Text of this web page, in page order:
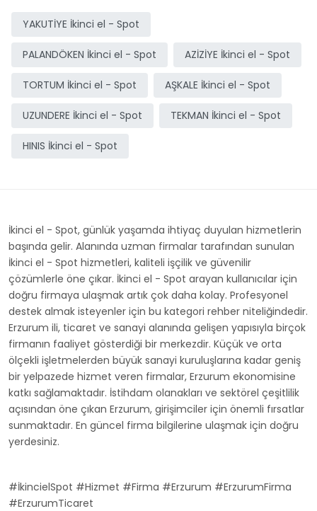
YAKUTİYE İkinci el - Spot
PALANDÖKEN İkinci el - Spot AZİZİYE İkinci el - Spot
TORTUM İkinci el - Spot AŞKALE İkinci el - Spot
UZUNDERE İkinci el - Spot TEKMAN İkinci el - Spot
HINIS İkinci el - Spot
İkinci el - Spot, günlük yaşamda ihtiyaç duyulan hizmetlerin
başında gelir. Alanında uzman firmalar tarafından sunulan
İkinci el - Spot hizmetleri, kaliteli işçilik ve güvenilir
çözümlerle öne çıkar. İkinci el - Spot arayan kullanıcılar için
doğru firmaya ulaşmak artık çok daha kolay. Profesyonel
destek almak isteyenler için bu kategori rehber niteliğindedir.
Erzurum ili, ticaret ve sanayi alanında gelişen yapısıyla birçok
firmanın faaliyet gösterdiği bir merkezdir. Küçük ve orta
ölçekli işletmelerden büyük sanayi kuruluşlarına kadar geniş
bir yelpazede hizmet veren firmalar, Erzurum ekonomisine
katkı sağlamaktadır. İstihdam olanakları ve sektörel çeşitlilik
açısından öne çıkan Erzurum, girişimciler için önemli fırsatlar
sunmaktadır. En güncel firma bilgilerine ulaşmak için doğru
yerdesiniz.
#İkincielSpot #Hizmet #Firma #Erzurum #ErzurumFirma
#ErzurumTicaret